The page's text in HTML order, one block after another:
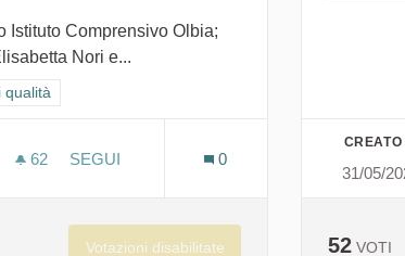
Istituto Comprensivo Olbia;
Nori e...
GOAL 4 - Istruzione di qualità
qualità
62 62 SOSTENITORI
SEGUI
L'ACQUA, UN TESORO NELLE NOSTRE
0
Votazioni disabilitate
CREATO
31/05/
52 VOTI